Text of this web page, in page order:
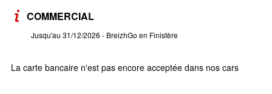
COMMERCIAL
Jusqu'au 31/12/2026 - BreizhGo en Finistère
La carte bancaire n'est pas encore acceptée dans nos cars